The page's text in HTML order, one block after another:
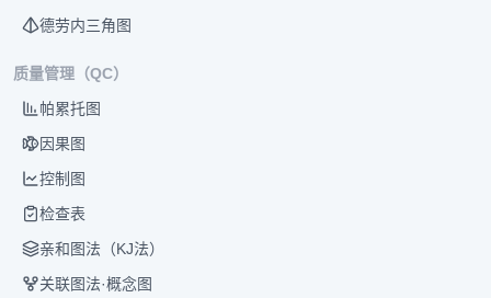
德劳内三角图
质量管理（QC）
帕累托图
因果图
控制图
检查表
亲和图法（KJ法）
关联图法·概念图